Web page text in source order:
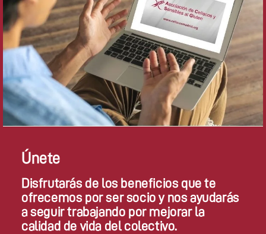
Únete
Disfrutarás de los beneficios que te
ofrecemos por ser socio y nos ayudarás
a seguir trabajando por mejorar la
calidad de vida del colectivo.